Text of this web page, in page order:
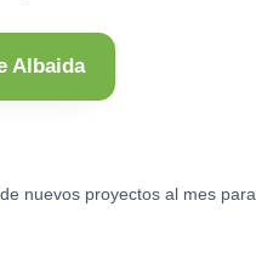
Albaida
nuevos proyectos al mes para